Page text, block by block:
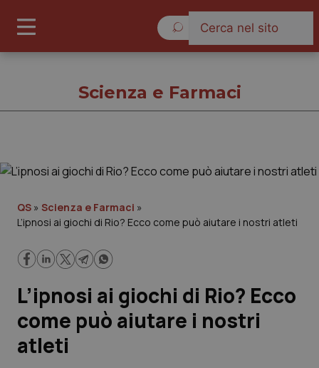
Cronache
Lavoro e Professioni
Scienza e Farmaci
Scienza e Farmaci
QS » Scienza e Farmaci »
L’ipnosi ai giochi di Rio? Ecco come può aiutare i nostri atleti
L’ipnosi ai giochi di Rio? Ecco
come può aiutare i nostri
atleti